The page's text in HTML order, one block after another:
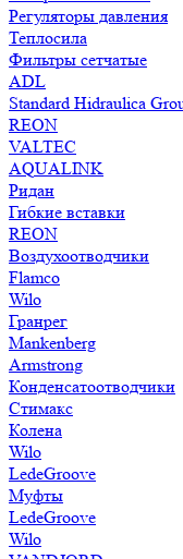
Регуляторы давления
Теплосила
Фильтры сетчатые
ADL
Standard Hidraulica
REON
VALTEC
AQUALINK
Ридан
Гибкие вставки
REON
Воздухоотводчики
Flamco
Wilo
Гранрег
Mankenberg
Armstrong
Конденсатоотводчики
Стимакс
Колена
Wilo
LedeGroove
Муфты
LedeGroove
Wilo